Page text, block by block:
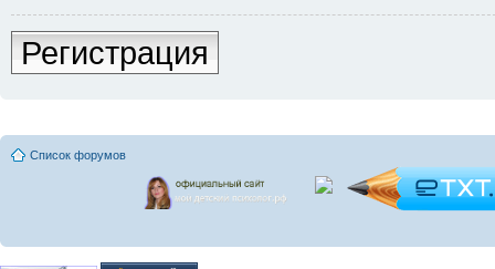
Регистрация
Список форумов